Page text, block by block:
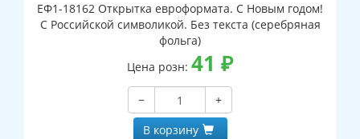
ЕФ1-18162 Открытка евроформата. С Новым годом!
С Российской символикой. Без текста (серебряная
фольга)
Цена розн: 41 ₽
−
+
В корзину